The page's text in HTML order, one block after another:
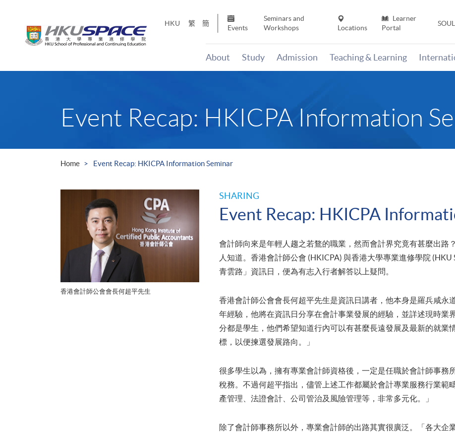
HKU 繁 簡
Events
Seminars and
Workshops
Locations
Learner
Portal
SOUL
About Study Admission Teaching & Learning
Event Recap: HKICPA Information
Home Event Recap: HKICPA Information Seminar
SHARING
Event Recap: HKICPA
會計師向來是年輕人趨之若鶩的職業，然而會計界究竟有甚麼出路
人知道。香港會計師公會 (HKICPA) 與香港大學專業進修學院 (HKU
青雲路」資訊日，便為有志入行者解答以上疑問。
香港會計師公會會長何超平先生是資訊日講者，他本身是羅兵咸永
年經驗，他將在資訊日分享在會計事業發展的經驗，並詳述現時業
分都是學生，他們希望知道行內可以有甚麼長遠發展及最新的就業
標，以便揀選發展路向。」
很多學生以為，擁有專業會計師資格後，一定是任職於會計師事務
稅務。不過何超平指出，儘管上述工作都屬於會計專業服務行業範
產管理、法證會計、公司管治及風險管理等，非常多元化。」
除了會計師事務所以外，專業會計師的出路其實很廣泛。「各大企
香港會計師公會會長何超平先生